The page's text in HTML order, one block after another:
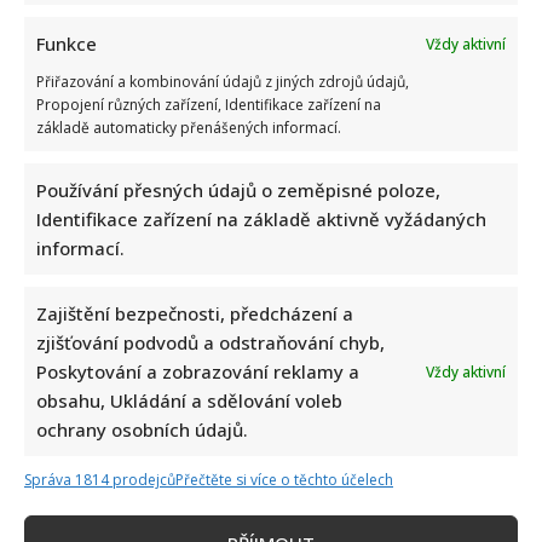
Funkce
Vždy aktivní
Přiřazování a kombinování údajů z jiných zdrojů údajů,
Propojení různých zařízení, Identifikace zařízení na
základě automaticky přenášených informací.
Používání přesných údajů o zeměpisné poloze,
Identifikace zařízení na základě aktivně vyžádaných
informací.
Zajištění bezpečnosti, předcházení a
zjišťování podvodů a odstraňování chyb,
Poskytování a zobrazování reklamy a
obsahu, Ukládání a sdělování voleb
ochrany osobních údajů.
Vždy aktivní
Správa 1814 prodejcůPřečtěte si více o těchto účelech
kritika: Lidé spekulují, kde se koupe
Test znalostí staré češtiny: 10 výrazů z počátku 20. století
odhalí, kdo by se tehdy domluvil